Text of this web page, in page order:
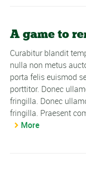
A game to
Curabitur blandit
nulla non metus
porta felis euismod
porttitor. Donec
fringilla. Donec
fringilla. Praesent
More